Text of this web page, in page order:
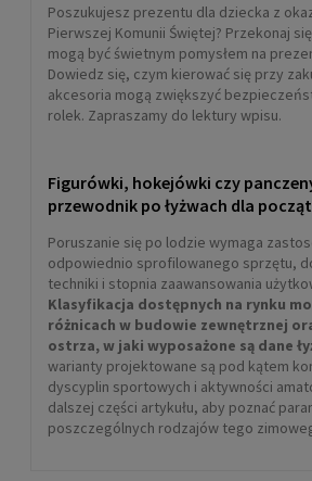
Poszukujesz prezentu dla dziecka z
Pierwszej Komunii Świętej? Przekonaj
mogą być świetnym pomysłem na
Dowiedz się, czym kierować się przy
akcesoria mogą zwiększyć
rolek. Zapraszamy do lektury wpisu.
Figurówki, hokejówki czy
przewodnik po łyżwach dla
Poruszanie się po lodzie wymaga
odpowiednio sprofilowanego sprzętu,
techniki i stopnia zaawansowania
Klasyfikacja dostępnych na rynku
różnicach w budowie zewnętrznej
ostrza, w jaki wyposażone są dane
warianty projektowane są pod kątem
dyscyplin sportowych i aktywności
dalszej części artykułu, aby poznać
poszczególnych rodzajów tego